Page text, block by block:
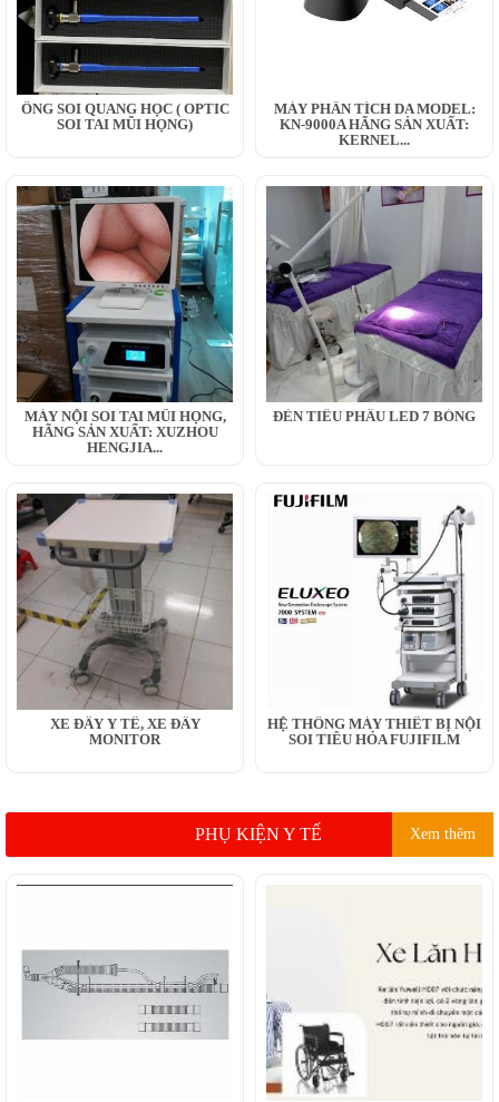
ỐNG SOI QUANG HỌC ( OPTIC
SOI TAI MŨI HỌNG)
MÁY PHÂN TÍCH DA MODEL:
KN-9000A HÃNG SẢN XUẤT:
KERNEL...
MÁY NỘI SOI TAI MŨI HỌNG,
HÃNG SẢN XUẤT: XUZHOU
HENGJIA...
ĐÈN TIỂU PHẪU LED 7 BÓNG
XE ĐẨY Y TẾ, XE ĐẨY
MONITOR
HỆ THỐNG MÁY THIẾT BỊ NỘI
SOI TIÊU HÓA FUJIFILM
PHỤ KIỆN Y TẾ Xem thêm